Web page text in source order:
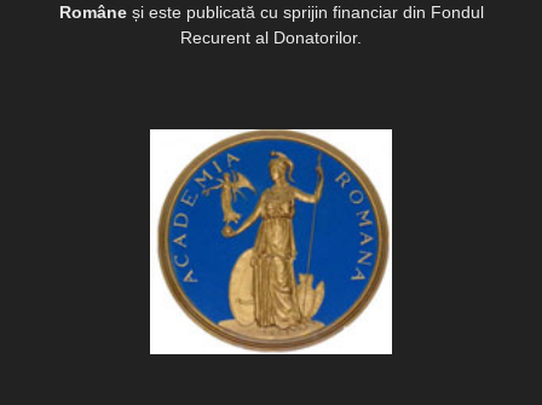
Româneși este publicată cu sprijin financiar din Fondul
Recurent al Donatorilor.